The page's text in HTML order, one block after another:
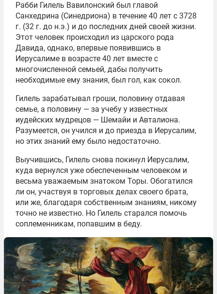
Рабби Гилель Вавилонский был главой
Санхедрина (Синедриона) в течение 40 лет с 3728
г. (32 г. до н.э.) и до последних дней своей жизни.
Этот человек происходил из царского рода
Давида, однако, впервые появившись в
Иерусалиме в возрасте 40 лет вместе с
многочисленной семьей, дабы получить
необходимые ему знания, был гол, как сокол.
Гилель зарабатывал гроши, половину отдавая
семье, а половину — за учебу у известных
иудейских мудрецов — Шемайи и Авталиона.
Разумеется, он учился и до приезда в Иерусалим,
но этих знаний ему было недостаточно.
Выучившись, Гилель снова покинул Иерусалим,
куда вернулся уже обеспеченным человеком и
весьма уважаемым знатоком Торы. Обогатился
ли он, участвуя в торговых делах своего брата,
или же, благодаря собственным знаниям, никому
точно не известно. Но Гилель старался помочь
соплеменникам, попавшим в беду.